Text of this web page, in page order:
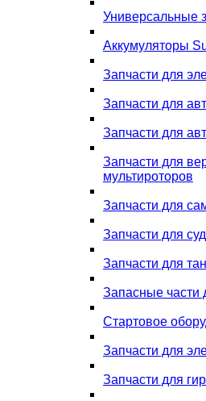
Универсальные
Аккумуляторы
Запчасти для
Запчасти для
Запчасти для
Запчасти для
мультироторов
Запчасти для
Запчасти для
Запчасти для
Запасные части
Стартовое
Запчасти для
Запчасти для